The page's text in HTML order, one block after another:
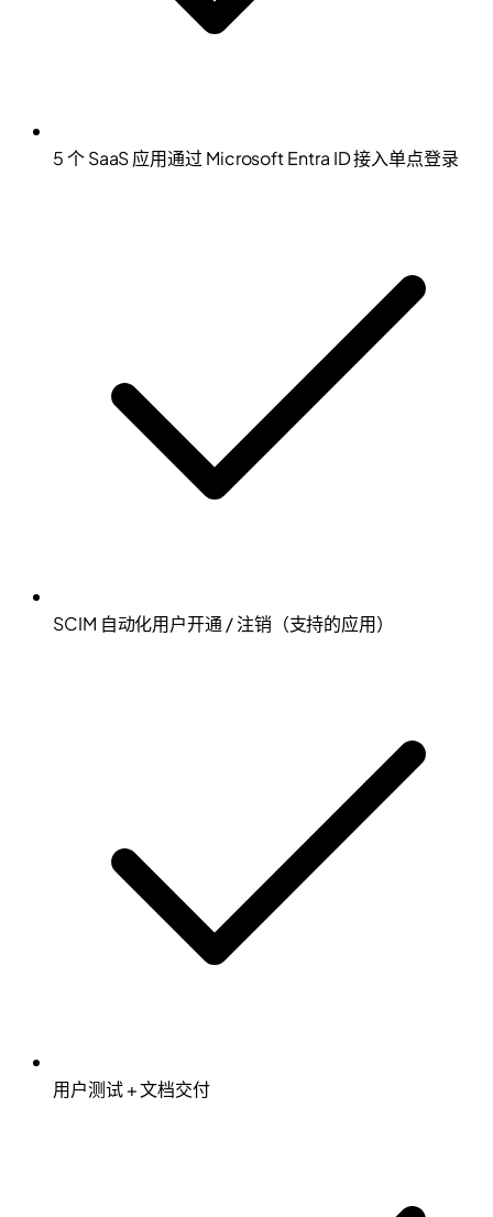
5 个 SaaS 应用通过 Microsoft Entra ID 接入单点登录
SCIM 自动化用户开通 / 注销（支持的应用）
用户测试 + 文档交付